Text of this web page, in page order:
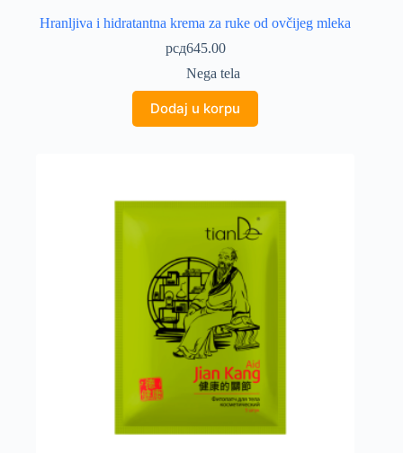
Hranljiva i hidratantna krema za ruke od ovčijeg mleka
рсд645.00
Nega tela
Dodaj u korpu